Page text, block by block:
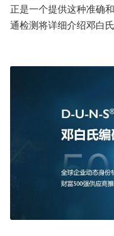
正是一个提供这种准确
通检测将详细介绍邓白